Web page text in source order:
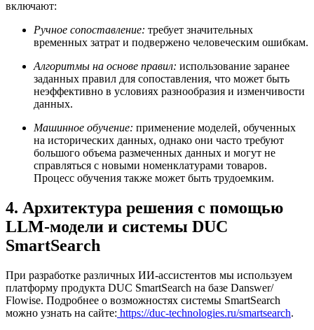
включают:
Ручное сопоставление: требует значительных
временных затрат и подвержено человеческим ошибкам.
Алгоритмы на основе правил: использование заранее
заданных правил для сопоставления, что может быть
неэффективно в условиях разнообразия и изменчивости
данных.
Машинное обучение: применение моделей, обученных
на исторических данных, однако они часто требуют
большого объема размеченных данных и могут не
справляться с новыми номенклатурами товаров.
Процесс обучения также может быть трудоемким.
4. Архитектура решения с помощью
LLM-модели и системы DUC
SmartSearch
При разработке различных ИИ-ассистентов мы используем
платформу продукта DUC SmartSearch на базе Danswer/
Flowise. Подробнее о возможностях системы SmartSearch
можно узнать на сайте: https://duc-technologies.ru/smartsearch.